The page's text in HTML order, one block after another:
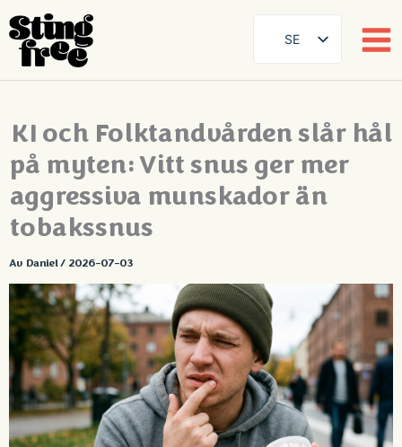
till
SE
FR
ES
KI och Folktandvården slår hål
på myten: Vitt snus ger mer
aggressiva munskador än
tobakssnus
Av Daniel/ 2026-07-03